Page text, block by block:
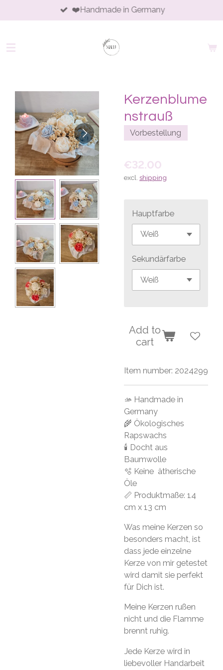
to
content
❤️Handmade in Germany
Kerzenblume
nstrauß
Vorbestellung
€32.00
excl. shipping
Hauptfarbe
Sekundärfarbe
Add to
cart
Item number: 2024299
🫴 Handmade in
Germany
🌾 Ökologisches
Rapswachs
🕯 Docht aus
Baumwolle
🫧 Keine ätherische
Öle
📏 Produktmaße: 14
cm x 13 cm
Was meine Kerzen so
besonders macht, ist
dass jede einzelne
Kerze von mir getestet
wird damit sie perfekt
für Dich ist.
Meine Kerzen rußen
nicht und die Flamme
brennt ruhig.
Jede Kerze wird in
liebevoller Handarbeit